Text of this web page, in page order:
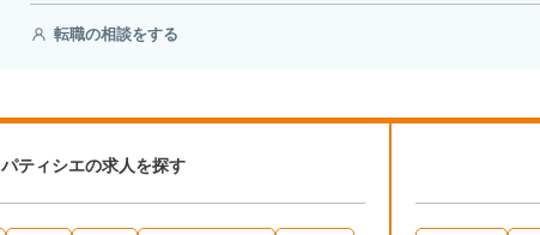
転職の相談をする
パティシエの求人を探す